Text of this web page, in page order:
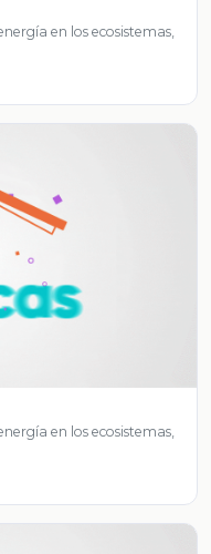
en los ecosistemas,
en los ecosistemas,